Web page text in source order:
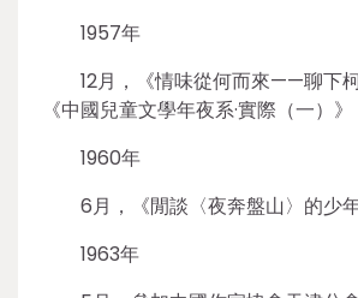
1957年
12月，《情味從何而來——聊下
《中國兒童文學年夜系·實際（一）
1960年
6月，《閒談〈夜奔盤山〉的少
1963年